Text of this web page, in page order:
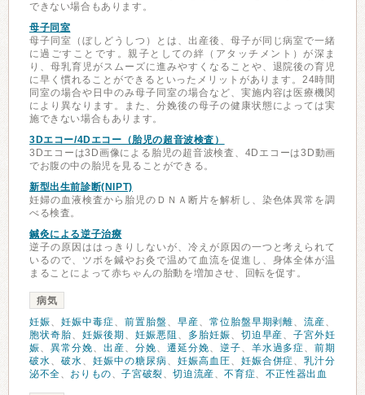
できない場合もあります。
母子同室
母子同室（ぼしどうしつ）とは、出産後、母子が同じ病室で一緒
に過ごすことです。親子としての絆（アタッチメント）が深ま
り、母乳育児がスムーズに進みやすくなることや、退院後の育児
に早く慣れることができるといったメリットがあります。24時間
同室の場合や日中のみ母子同室の場合など、実施内容は医療機関
により異なります。また、分娩後の母子の健康状態によっては実
施できない場合もあります。
3Dエコー/4Dエコー（胎児の超音波検査）
3Dエコーは3D画像による胎児の超音波検査、4Dエコーは3D動画
でお腹の中の胎児を見ることができる。
新型出生前診断(NIPT)
妊婦の血液検査から胎児のＤＮＡ断片を解析し、染色体異常を調
べる検査。
鍼灸による逆子治療
逆子の原因ははっきりしないが、冷えが原因の一つと考えられて
いるので、ツボを鍼やお灸で温めて血流を促進し、身体全体が温
まることによって赤ちゃんの胎動を増加させ、回転を促す。
病気
妊娠、 妊娠中毒症、 前置胎盤、 早産、 常位胎盤早期剥離、流産、
胞状奇胎、 妊娠後期 、 妊娠悪阻 、 多胎妊娠、 切迫早産、子宮外妊
娠、 異常分娩、 出産、 分娩、 遷延分娩、 逆子、 羊水過多症、前期
破水、 破水、 妊娠中の糖尿病、 妊娠高血圧、 妊娠合併症、乳汁分
泌不全、 おりもの、子宮破裂、切迫流産、不育症、 不正性器出血